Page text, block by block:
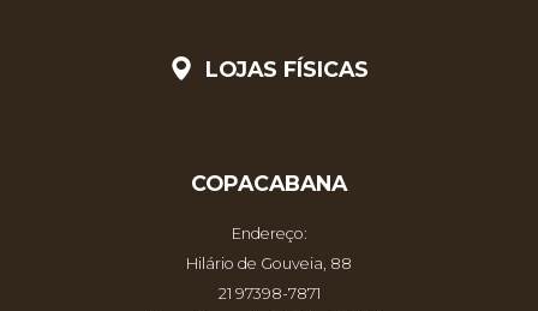
LOJAS FÍSICAS
COPACABANA
Endereço:
Hilário de Gouveia, 88
21 97398-7871